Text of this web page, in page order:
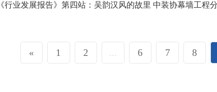
《行业发展报告》第四站：吴韵汉风的故里 中装协幕墙工程
« 1 2 ... 6 7 8